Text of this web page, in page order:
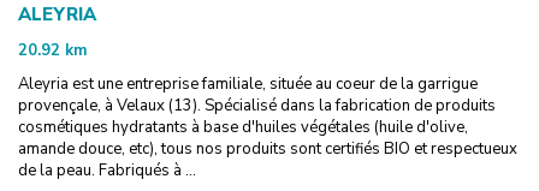
ALEYRIA
20.92 km
Aleyria est une entreprise familiale, située au coeur de la garrigue
provençale, à Velaux (13). Spécialisé dans la fabrication de produits
cosmétiques hydratants à base d'huiles végétales (huile d'olive,
amande douce, etc), tous nos produits sont certifiés BIO et respectueux
de la peau. Fabriqués à ...